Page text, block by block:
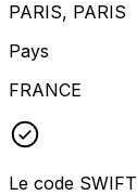
PARIS, PARIS
Pays
FRANCE
Le code